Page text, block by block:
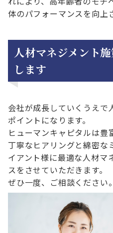
体のパフォーマンスを向上
人材マネジメント
します
会社が成長していくうえで
ポイントになります。
ヒューマンキャピタルは豊
丁寧なヒアリングと綿密な
イアント様に最適な人材マ
スをさせていただきます。
ぜひ一度、ご相談ください。